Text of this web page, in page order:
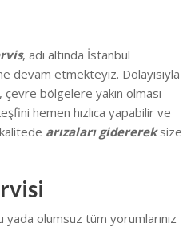
, adı altında İstanbul
devam etmekteyiz. Dolayısıyla
, çevre bölgelere yakın olması
hemen hızlıca yapabilir ve
arızaları giderereksize
yada olumsuz tüm yorumlarınız